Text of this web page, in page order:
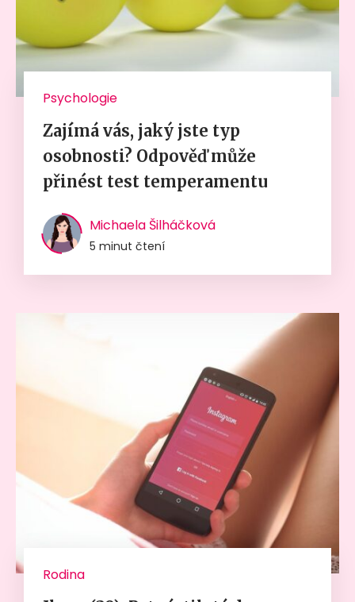
Psychologie
Zajímá vás, jaký jste typ
osobnosti? Odpověď může
přinést test temperamentu
Michaela Šilháčková
5 minut čtení
Rodina